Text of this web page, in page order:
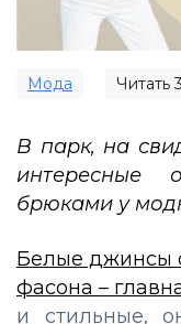
Мода Читать3
В парк, на
интересные
брюками у
Белые джинсы
фасона –
и стильные,